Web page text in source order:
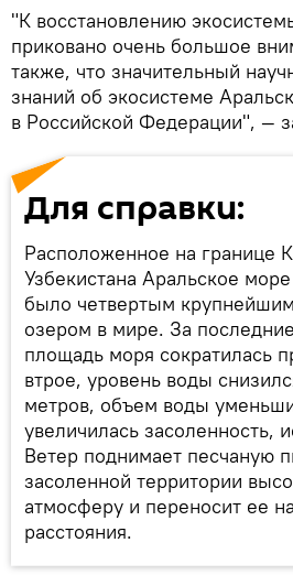
"К восстановлению
приковано очень большое
также, что значительный
знаний об экосистеме
в Российской Федерации", —
Для справки:
Расположенное на границе
Узбекистана Аральское
было четвертым
озером в мире. За
площадь моря сократилась
втрое, уровень воды
метров, объем воды
увеличилась засоленность,
Ветер поднимает песчаную
засоленной территории
атмосферу и переносит ее
расстояния.